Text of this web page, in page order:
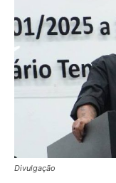
Divulgação